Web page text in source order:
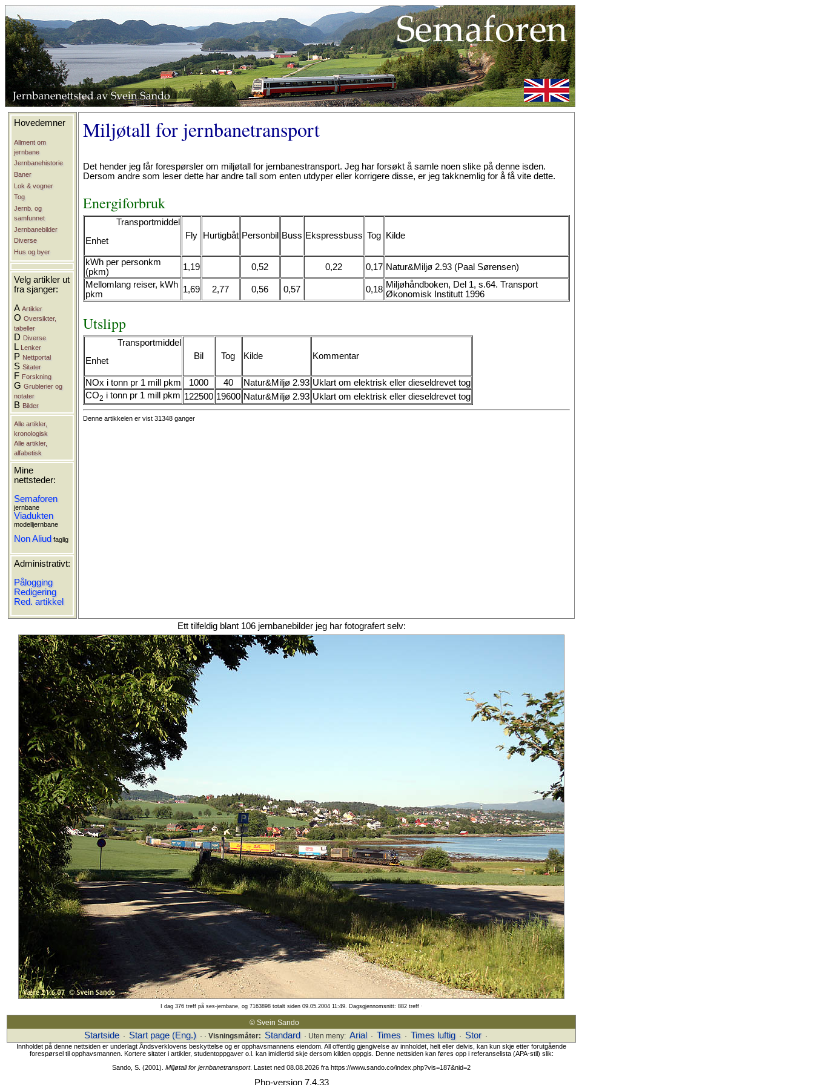
Hovedemner
Allment om
jernbane
Jernbanehistorie
Baner
Lok & vogner
Tog
Jernb. og
samfunnet
Jernbanebilder
Diverse
Hus og byer
Velg artikler ut
fra sjanger:
AArtikler
OOversikter,
tabeller
D Diverse
L Lenker
P Nettportal
SSitater
F Forskning
GGrublerier og
notater
B Bilder
Alle artikler,
kronologisk
Alle artikler,
alfabetisk
Mine
nettsteder:
Semaforen
jernbane
Viadukten
modelljernbane
Non Aliud faglig
Administrativt:
Pålogging
Redigering
Red. artikkel
Miljøtall for jernbanetransport
Det hender jeg får forespørsler om miljøtall for jernbanestransport. Jeg har forsøkt å samle noen slike på denne isden.
Dersom andre som leser dette har andre tall som enten utdyper eller korrigere disse, er jeg takknemlig for å få vite dette.
Energiforbruk
Transportmiddel
Enhet
Fly Hurtigbåt Personbil Buss Ekspressbuss Tog Kilde
kWh per personkm
(pkm)
1,19 0,52 0,22 0,17 Natur&Miljø 2.93 (Paal Sørensen)
Mellomlang reiser, kWh
pkm
1,69 2,77 0,56 0,57 0,18 Miljøhåndboken, Del 1, s.64. Transport
Økonomisk Institutt 1996
Utslipp
Transportmiddel
Enhet
Bil Tog Kilde Kommentar
NOx i tonn pr 1 mill pkm 1000 40 Natur&Miljø 2.93 Uklart om elektrisk eller dieseldrevet tog
CO2 i tonn pr 1 mill pkm 122500 19600 Natur&Miljø 2.93 Uklart om elektrisk eller dieseldrevet tog
Denne artikkelen er vist 31348 ganger
Ett tilfeldig blant 106 jernbanebilder jeg har fotografert selv:
I dag 376 treff på ses-jernbane, og 7163898 totalt siden 09.05.2004 11:49. Dagsgjennomsnitt: 882 treff ·
© Svein Sando
Startside · Start page (Eng.) · · Visningsmåter: Standard · Uten meny: Arial · Times · Times luftig · Stor ·
Innholdet på denne nettsiden er underlagt Åndsverklovens beskyttelse og er opphavsmannens eiendom. All offentlig gjengivelse av innholdet, helt eller delvis, kan kun skje etter forutgående
forespørsel til opphavsmannen. Kortere sitater i artikler, studentoppgaver o.l. kan imidlertid skje dersom kilden oppgis. Denne nettsiden kan føres opp i referanselista (APA-stil) slik:
Sando, S. (2001). Miljøtall for jernbanetransport. Lastet ned 08.08.2026 fra https://www.sando.co/index.php?vis=187&nid=2
Php-versjon 7.4.33